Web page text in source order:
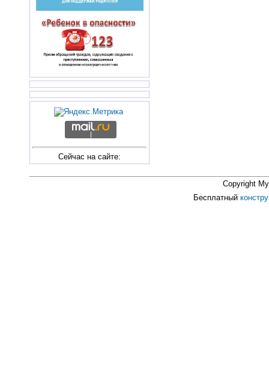
Сейчас на сайте:
Copyright
Бесплатный